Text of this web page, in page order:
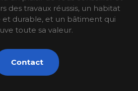
des travaux réussis, un habitat
durable, et un bâtiment qui
toute sa valeur.
Contact